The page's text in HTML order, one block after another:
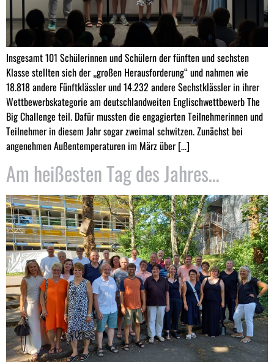
Insgesamt 101 Schülerinnen und Schülern der fünften und sechsten
Klasse stellten sich der „großen Herausforderung“ und nahmen wie
18.818 andere Fünftklässler und 14.232 andere Sechstklässler in ihrer
Wettbewerbskategorie am deutschlandweiten Englischwettbewerb The
Big Challenge teil. Dafür mussten die engagierten Teilnehmerinnen und
Teilnehmer in diesem Jahr sogar zweimal schwitzen. Zunächst bei
angenehmen Außentemperaturen im März über […]
Am heißesten Tag des Jahres…